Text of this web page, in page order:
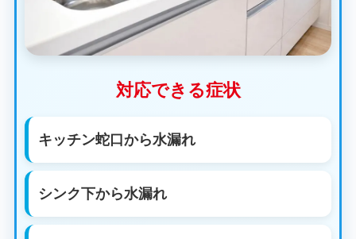
対応できる症状
キッチン蛇口から水漏れ
シンク下から水漏れ